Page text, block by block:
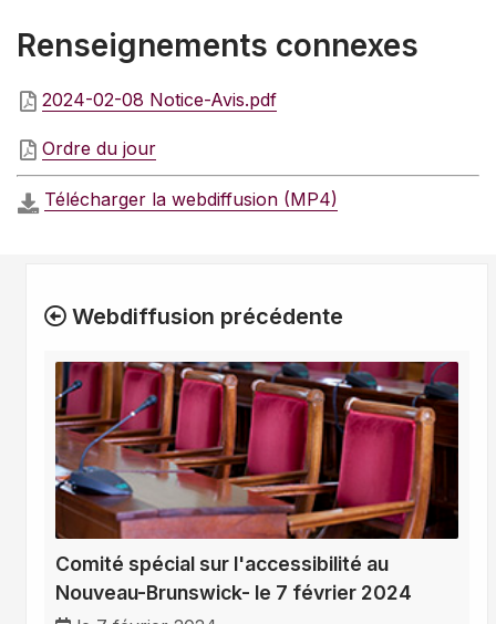
Renseignements connexes
2024-02-08 Notice-Avis.pdf
Ordre du jour
Télécharger la webdiffusion (MP4)
Webdiffusion précédente
Comité spécial sur l'accessibilité au
Nouveau-Brunswick- le 7 février 2024